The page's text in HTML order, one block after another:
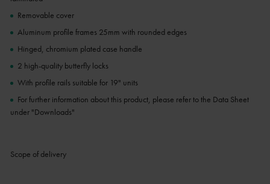
Removable cover
Aluminum profile frames 25mm with rounded edges
Hinged, chromium plated case handle
2 high-quality butterfly locks
With profile rails suitable for 19" units
For further information about this product, please refer to the Data Sheet
under "Downloads"
Scope of delivery